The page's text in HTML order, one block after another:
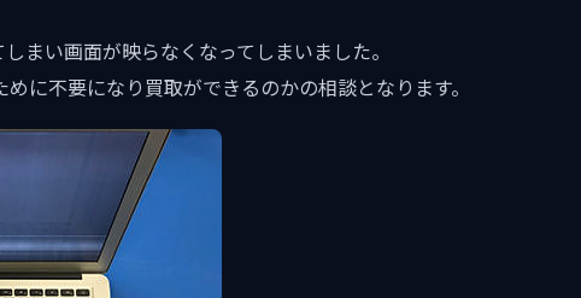
まい画面が映らなくなってしまいました。
に不要になり買取ができるのかの相談となります。